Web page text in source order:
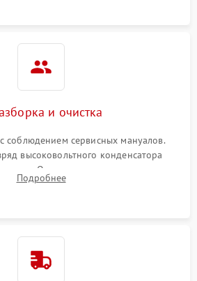
и очистка
соблюдением сервисных мануалов.
высоковольтного конденсатора
Очистка внутренних узлов от
влаги с помощью спецсредств.
Подробнее